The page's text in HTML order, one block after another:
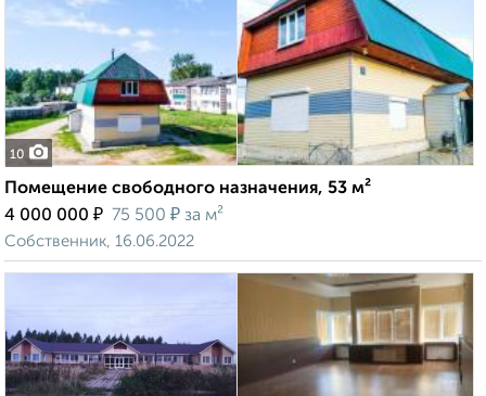
10
Помещение свободного назначения, 53 м²
4 000 000 ₽ 75 500 ₽ за м²
Собственник, 16.06.2022